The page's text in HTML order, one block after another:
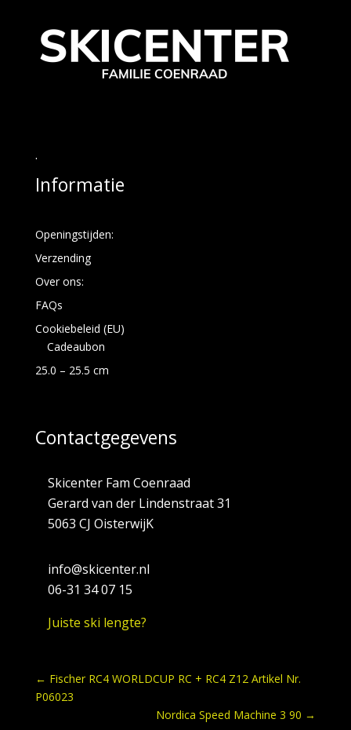
.
Informatie
Openingstijden:
Verzending
Over ons:
FAQs
Cookiebeleid (EU)
Cadeaubon
25.0 – 25.5 cm
Contactgegevens
Skicenter Fam Coenraad
Gerard van der Lindenstraat 31
5063 CJ OisterwijK
info@skicenter.nl
06-31 34 07 15
Juiste ski lengte?
← Fischer RC4 WORLDCUP RC + RC4 Z12 Artikel Nr.
P06023
Nordica Speed Machine 3 90 →